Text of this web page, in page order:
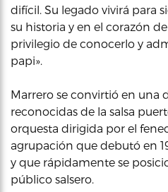
difícil. Su legado vivirá para
su historia y en el corazón
privilegio de conocerlo y
papi».
Marrero se convirtió en una
reconocidas de la salsa
orquesta dirigida por el
agrupación que debutó en
y que rápidamente se
público salsero.